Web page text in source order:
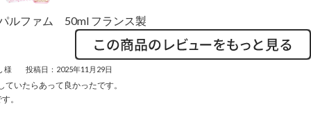
ルファム 50ml フランス製
様 投稿日：2025年11月29日
いたらあって良かったです。
。